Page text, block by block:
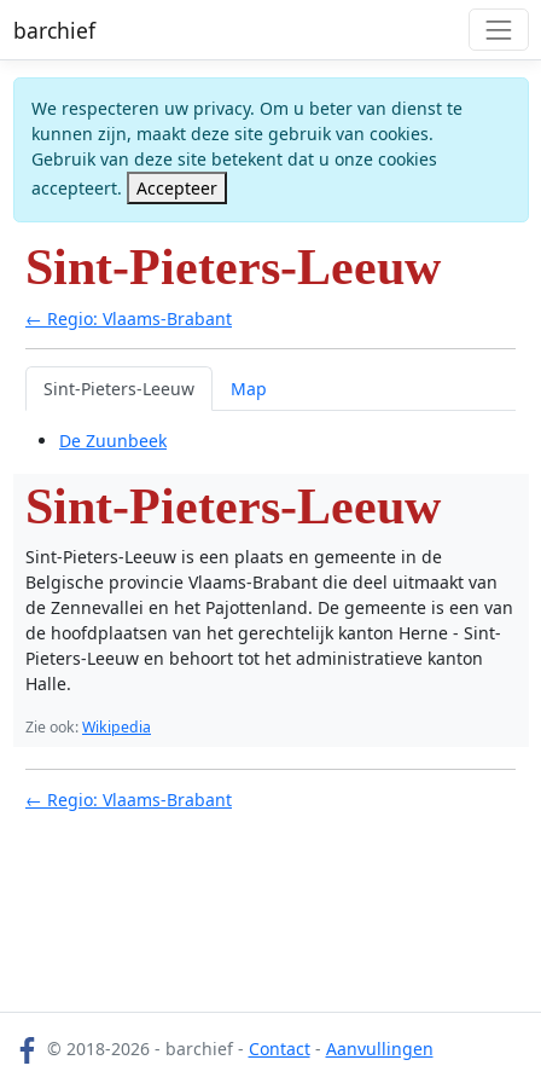
barchief
We respecteren uw privacy. Om u beter van dienst te
kunnen zijn, maakt deze site gebruik van cookies.
Gebruik van deze site betekent dat u onze cookies
accepteert.
Accepteer
Sint-Pieters-Leeuw
← Regio: Vlaams-Brabant
Sint-Pieters-Leeuw Map
De Zuunbeek
Sint-Pieters-Leeuw
Sint-Pieters-Leeuw is een plaats en gemeente in de
Belgische provincie Vlaams-Brabant die deel uitmaakt van
de Zennevallei en het Pajottenland. De gemeente is een van
de hoofdplaatsen van het gerechtelijk kanton Herne - Sint-
Pieters-Leeuw en behoort tot het administratieve kanton
Halle.
Zie ook:Wikipedia
← Regio: Vlaams-Brabant
© 2018-2026 - barchief - Contact- Aanvullingen